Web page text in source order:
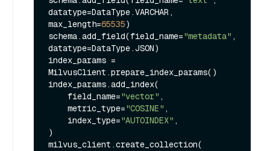
datatype=DataType.VARCHAR,
max_length=65535)
schema.add_field(field_name="metadata" ,
datatype=DataType.JSON)
index_params =
MilvusClient.prepare_index_params()
index_params.add_index(
    field_name=
"vector" ,
    metric_type=
"COSINE" ,
    index_type=
"AUTOINDEX" ,
)
milvus_client.create_collection(